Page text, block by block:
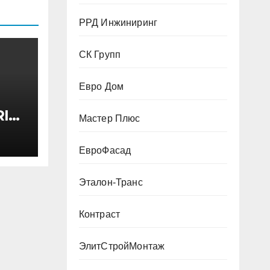
РРД Инжиниринг
СК Групп
Евро Дом
Мастер Плюс
ЕвроФасад
Эталон-Транс
Контраст
ЭлитСтройМонтаж